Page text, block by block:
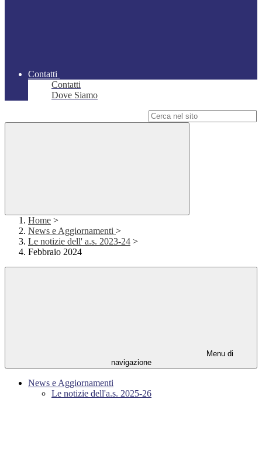
Contatti
Contatti
Dove Siamo
Home >
News e Aggiornamenti >
Le notizie dell' a.s. 2023-24 >
Febbraio 2024
Menu di
navigazione
News e Aggiornamenti
Le notizie dell'a.s. 2025-26